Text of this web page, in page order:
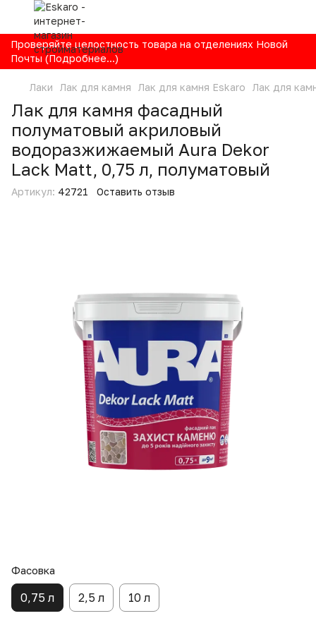
Проверяйте целостность товара на отделениях Новой
Почты (Подробнее...)
Лаки Лак для камня Лак для камня Eskaro Лак для
Лак для камня фасадный
полуматовый акриловый
водоразжижаемый Aura Dekor
Lack Matt, 0,75 л, полуматовый
Артикул: 42721 Оставить отзыв
Фасовка
0,75 л 2,5 л 10 л